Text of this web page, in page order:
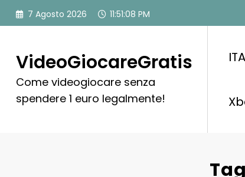
7 Agosto 2026 11:51:09 PM
VideoGiocareGratis
Come videogiocare senza
spendere 1 euro legalmente!